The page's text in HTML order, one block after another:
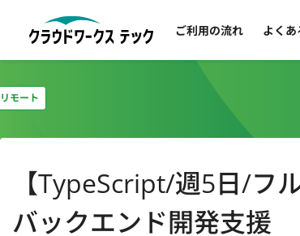
ご利用の流れ よくあ
モート
【TypeScript/週5日/フ
バックエンド開発支援